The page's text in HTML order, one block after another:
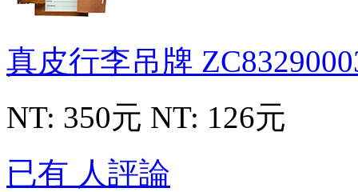
真皮行李吊牌
NT: 350元 NT: 126元
已有 人評論